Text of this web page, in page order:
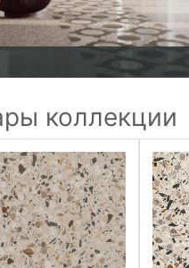
коллекции